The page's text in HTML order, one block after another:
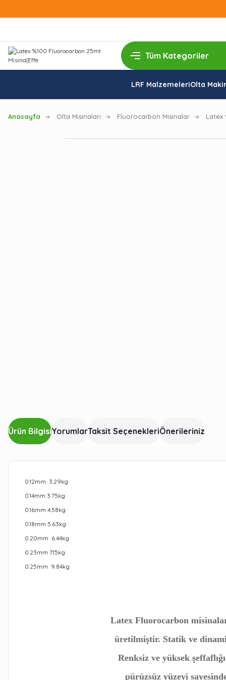
LRF MalzemeleriOlta
Anasayfa Olta Misinaları Fluorocarbon Misinalar Latex
Ürün BilgisiYorumlarTaksit SeçenekleriÖnerileriniz
0.12mm 3.29kg
0.14mm 3.75kg
0.16mm 4.58kg
0.18mm 5.63kg
0.20mm 6.44kg
0.23mm 7.15kg
0.25mm 9.84kg
Latex Fluorocarbon
üretilmiştir. Statik ve
Renksiz ve yüksek
pürüzsüz yüzeyi